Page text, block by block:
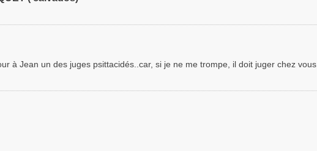
à Jean un des juges psittacidés..car, si je ne me trompe, il doit juger chez vous.